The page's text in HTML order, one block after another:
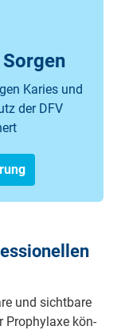
Karies und
der DFV
und sicht­ba­re
Pro­phy­la­xe kön­